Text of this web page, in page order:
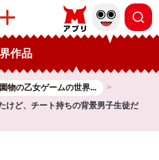
作品
物の乙女ゲームの世界...
けど、チート持ちの背景男子生徒だ